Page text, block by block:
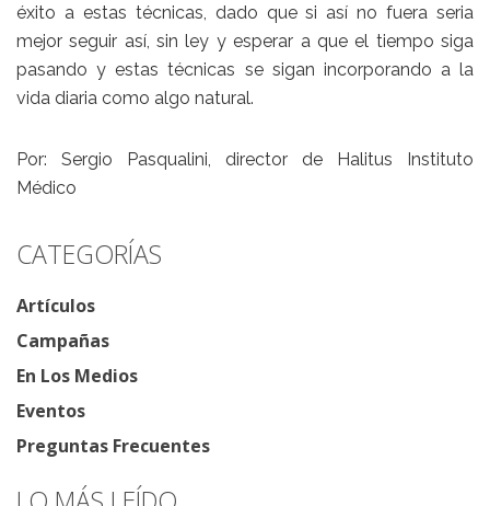
éxito a estas técnicas, dado que si así no fuera seria
mejor seguir así, sin ley y esperar a que el tiempo siga
pasando y estas técnicas se sigan incorporando a la
vida diaria como algo natural.
Por: Sergio Pasqualini, director de Halitus Instituto
Médico
CATEGORÍAS
Artículos
Campañas
En Los Medios
Eventos
Preguntas Frecuentes